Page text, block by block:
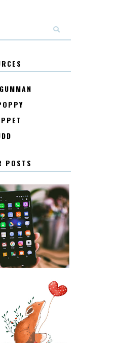
POSTS
KONTAKTLISTA
LUGN